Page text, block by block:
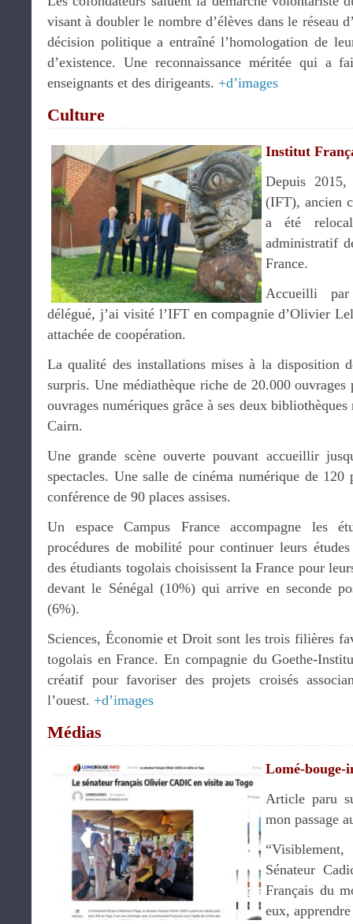
visant à doubler le nombre d’élèves dans le réseau
décision politique a entraîné l’homologation de
d’existence. Une reconnaissance méritée qui a
enseignants et des dirigeants. +d’images
Culture
Institut
Depuis
(IFT), ancien
a été
administratif
France.
Accueilli
délégué, j’ai visité l’IFT en compagnie d’Olivier
attachée de coopération.
La qualité des installations mises à la disposition
surpris. Une médiathèque riche de 20.000 ouvrages
ouvrages numériques grâce à ses deux
Cairn.
Une grande scène ouverte pouvant accueillir
spectacles. Une salle de cinéma numérique de 120
conférence de 90 places assises.
Un espace Campus France accompagne les
procédures de mobilité pour continuer leurs
des étudiants togolais choisissent la France pour
devant le Sénégal (10%) qui arrive en seconde
(6%).
Sciences, Économie et Droit sont les trois filières
togolais en France. En compagnie du Goethe-
créatif pour favoriser des projets croisés
l’ouest. +d’images
Médias
Lomé-bouge-
Article paru
mon passage
Sénateur
Français du
eux,